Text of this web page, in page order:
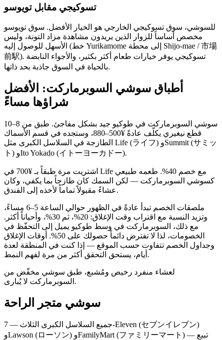
تسوكيجي مقابل تويوسو
للسوشي، سوق تسوكيجي الخارجي هو الخيار الأفضل. سوق تويوسو
مخصص أساساً للزوار الذين يريدون مشاهدة مزاد التونة، وليس
الأسهل للوصول إليه (خط Yurikamome إلى محطة Shijo-mae / 市場
前駅). تسوكيجي يوفر خيارات طعام أكثر بكثير، والأجواء النابضة
بالحياة في السوق جاذبة بحد ذاتها.
أطباق سوشي السوبرماركت: الأفضل
شراؤها مساءً
سوشي السوبرماركت في طوكيو جيد بشكل مفاجئ. طبق من 8–10
قطع نيغيري يكلّف عادةً ¥500–880، وستجده في قسم الأسماك
الطازجة في السلاسل الكبرى مثل Life (ライフ) وSummit (サミッ
ト) وIto Yokado (イトーヨーカドー).
اشتريت مرة طبقاً بـ ¥700 في Life مع خصم 40%. طعمه طبيعي
كسوشي السوبرماركت — لكن السمك كان طازجاً بما يكفي، وكان
عشاءً مقبولاً تماماً لأخذه إلى الفندق.
ملصقات الخصم تبدأ عادةً في الظهور حوالي الساعة 5–6 مساءً،
وتزيد النسبة مع اقتراب وقت الإغلاق: 20%، ثم 30%، وأحياناً أكثر.
مع ذلك، السوبرماركت في وسط طوكيو يميل إلى التحفّظ في
الخصومات، لذا لا تفترض دائماً حصولك على 50%. أوقات الإغلاق
وجداول الخصم تتفاوت حسب الموقع — إذا كنت في المنطقة لعدة
أيام، يستحق التحقق أكثر من مرة لفهم النمط.
لعشاء منفرد رخيص ومُشبع، طبق سوشي مخفّض من
السوبرماركت لا يُبارى.
سوشي متجر الراحة
جميع السلاسل الكبرى الثلاث — 7-Eleven (セブンイレブン)
وLawson (ローソン) وFamilyMart (ファミリーマート) — تبيع